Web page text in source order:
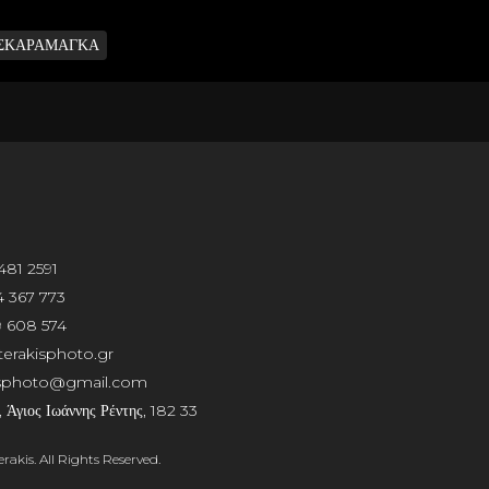
2591
367 773
608 574
Ιωάννης Ρέντης, 182 33
All Rights Reserved.